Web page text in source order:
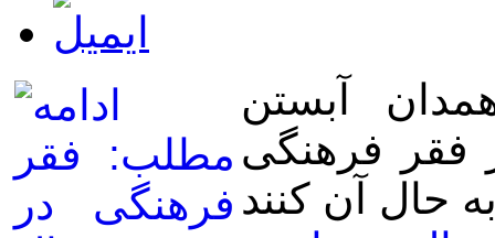
آبستن
فقر فرهنگی